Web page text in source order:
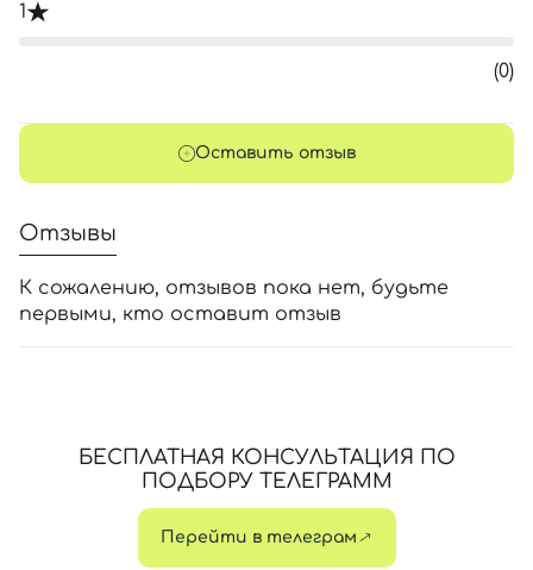
1
(0)
Оставить отзыв
Отзывы
К сожалению, отзывов пока нет, будьте
первыми, кто оставит отзыв
БЕСПЛАТНАЯ КОНСУЛЬТАЦИЯ ПО
ПОДБОРУ ТЕЛЕГРАММ
Перейти в телеграм